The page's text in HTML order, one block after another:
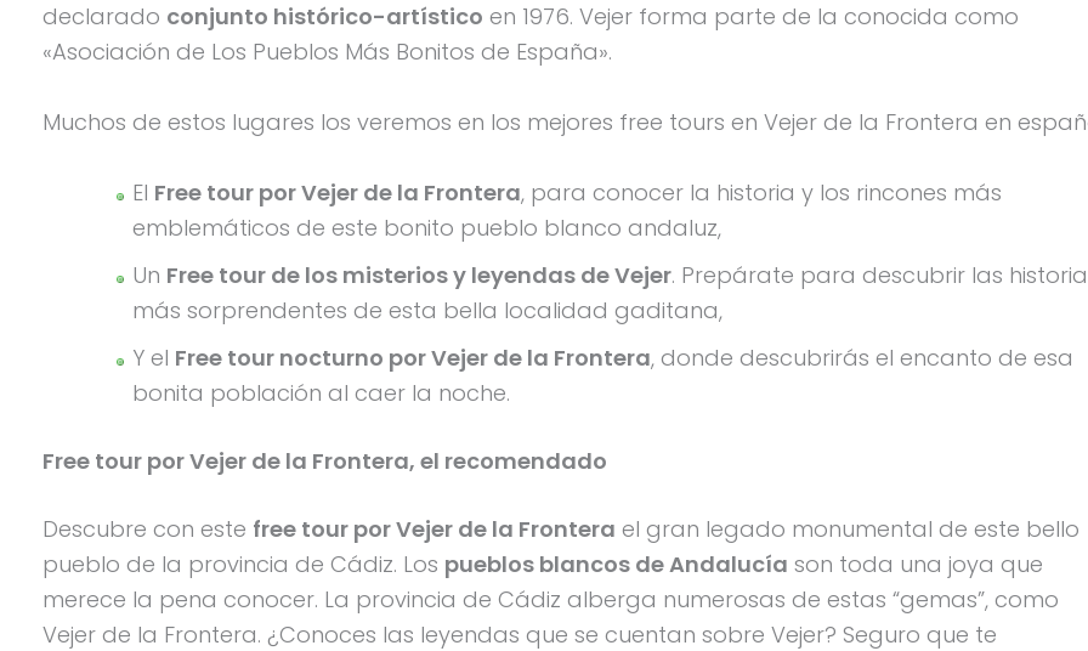
declarado conjunto histórico-artístico en 1976. Vejer forma parte de la conocida como
«Asociación de Los Pueblos Más Bonitos de España».
Muchos de estos lugares los veremos en los mejores free tours en Vejer de la Frontera en
El Free tour por Vejer de la Frontera, para conocer la historia y los rincones más
emblemáticos de este bonito pueblo blanco andaluz,
Un Free tour de los misterios y leyendas de Vejer. Prepárate para descubrir las
más sorprendentes de esta bella localidad gaditana,
Y el Free tour nocturno por Vejer de la Frontera, donde descubrirás el encanto de esa
bonita población al caer la noche.
Free tour por Vejer de la Frontera, el recomendado
Descubre con este free tour por Vejer de la Frontera el gran legado monumental de este bello
pueblo de la provincia de Cádiz. Los pueblos blancos de Andalucía son toda una joya que
merece la pena conocer. La provincia de Cádiz alberga numerosas de estas “gemas”, como
Vejer de la Frontera. ¿Conoces las leyendas que se cuentan sobre Vejer? Seguro que te